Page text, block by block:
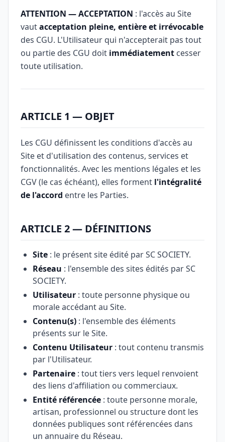
ATTENTION — ACCEPTATION : l'accès au Site
vautacceptation pleine, entière et irrévocable
des CGU. L'Utilisateur qui n'accepterait pas tout
ou partie des CGU doit immédiatement cesser
toute utilisation.
ARTICLE 1 — OBJET
Les CGU définissent les conditions d'accès au
Site et d'utilisation des contenus, services et
fonctionnalités. Avec les mentions légales et les
CGV (le cas échéant), elles forment l'intégralité
de l'accord entre les Parties.
ARTICLE 2 — DÉFINITIONS
Site : le présent site édité par SC SOCIETY.
Réseau : l'ensemble des sites édités par SC
SOCIETY.
Utilisateur : toute personne physique ou
morale accédant au Site.
Contenu(s) : l'ensemble des éléments
présents sur le Site.
Contenu Utilisateur : tout contenu transmis
par l'Utilisateur.
Partenaire : tout tiers vers lequel renvoient
des liens d'affiliation ou commerciaux.
Entité référencée : toute personne morale,
artisan, professionnel ou structure dont les
données publiques sont référencées dans
un annuaire du Réseau.